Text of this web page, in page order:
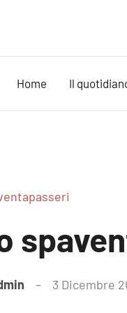
Home Il
3 Dicembre